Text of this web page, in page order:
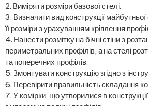
2. Виміряти розміри базової стелі.
3. Визначити вид конструкції
її розміри з урахуванням кріплення
4. Нанести розмітку на бічні стіни з
периметральних профілів, а на стелі
та поперечних профілів.
5. Змонтувати конструкцію згідно з
6. Перевірити правильність складання
7. У комірки, що утворилися в